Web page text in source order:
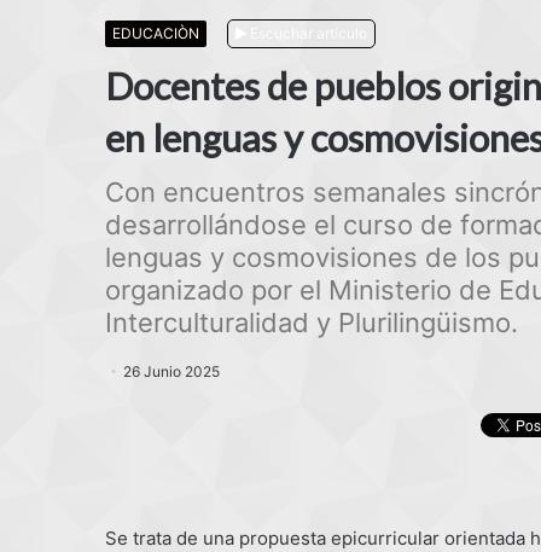
EDUCACIÒN Escuchar artículo
Docentes de pueblos
en lenguas y
Con encuentros semanales
desarrollándose el curso de
lenguas y cosmovisiones de los
organizado por el Ministerio de
Interculturalidad y Plurilingüismo.
26 Junio 2025
Se trata de una propuesta epicurricular orientada